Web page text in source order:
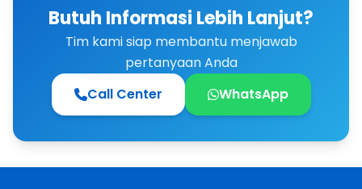
Butuh Informasi Lebih Lanjut?
Tim kami siap membantu menjawab
pertanyaan Anda
Call Center
WhatsApp